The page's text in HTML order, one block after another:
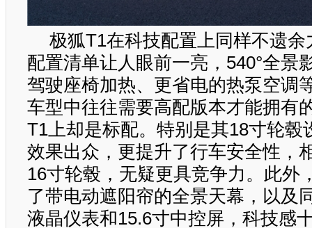
极狐T1在科技配置上同样不遗
配置清单让人眼前一亮，540°全景
驾驶座椅加热、更省电的热泵空调
车型中往往需要高配版本才能拥有
T1上却是标配。特别是其18寸轮毂
效果出众，更提升了行车安全性，
16寸轮毂，无疑更具竞争力。此外
了带电动遮阳帘的全景天幕，以及
液晶仪表和15.6寸中控屏，科技感